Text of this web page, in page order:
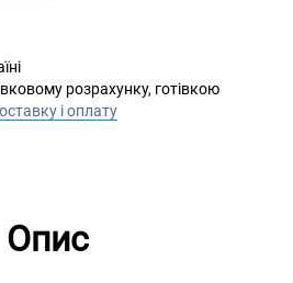
розрахунку, готівкою
і оплату
Опис